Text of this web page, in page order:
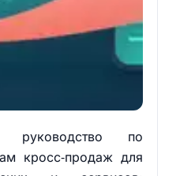
руководство по
кросс‑продаж для